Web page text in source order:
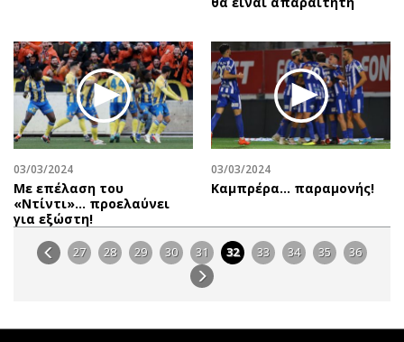
03/03/2024
Με επέλαση του
«Ντίντι»… προελαύνει
για εξώστη!
03/03/2024
Καμπρέρα… παραμονής!
27 28 29 30 31 32 33 34 35 36